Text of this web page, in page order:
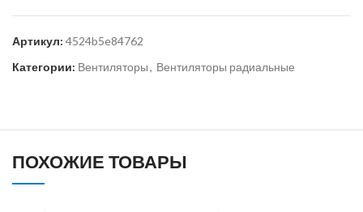
Артикул: 4524b5e84762
Категории: Вентиляторы, Вентиляторы радиальные
ПОХОЖИЕ ТОВАРЫ